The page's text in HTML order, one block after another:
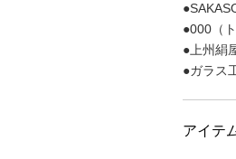
●000（
●上州絹
●ガラス
アイテ